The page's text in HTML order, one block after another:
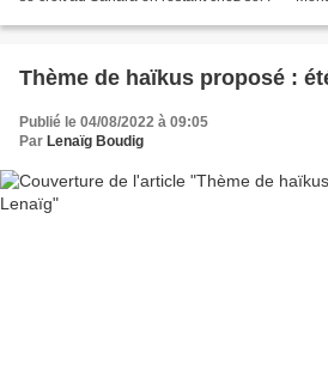
Thème de haïkus proposé :
Publié le 04/08/2022 à 09:05
Par Lenaïg Boudig